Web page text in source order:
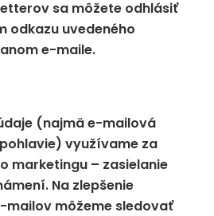
sa môžete odhlásiť
odkazu uvedeného
e-maile.
(najmä e-mailová
využívame za
marketingu – zasielanie
Na zlepšenie
mailov môžeme sledovať